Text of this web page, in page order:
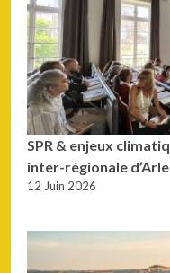
SPR & enjeux
inter-régionale
12 Juin 2026